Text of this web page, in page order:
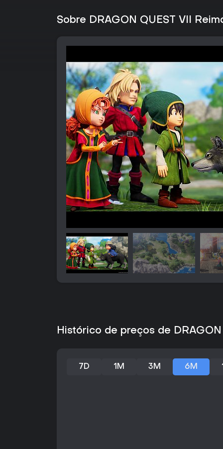
Sobre DRAGON QUEST VII
Histórico de preços de
7D 1M 3M 6M